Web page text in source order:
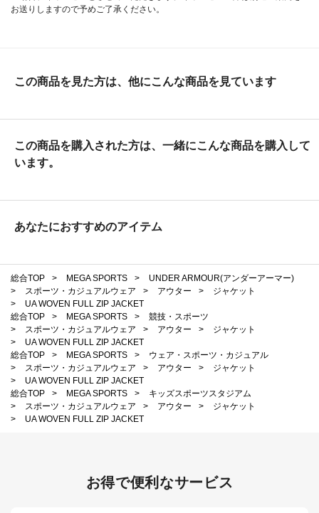
お送りしますので予めご了承ください。
この商品を見た方は、他にこんな商品を見ています
この商品を購入された方は、一緒にこんな商品を購入して
います。
あなたにおすすめのアイテム
総合TOP > MEGA SPORTS >
UNDER ARMOUR(アンダーアーマー)
>
スポーツ・カジュアルウェア > アウター >
ジャケット
>
UA WOVEN FULL ZIP JACKET
総合TOP
> MEGA SPORTS >
競技・スポーツ
>
スポーツ・カジュアルウェア > アウター >
ジャケット
>
UA WOVEN FULL ZIP JACKET
総合TOP
> MEGA SPORTS >
ウェア・スポーツ・カジュアル
>
スポーツ・カジュアルウェア > アウター >
ジャケット
>
UA WOVEN FULL ZIP JACKET
総合TOP
> MEGA SPORTS >
キッズスポーツスタジアム
>
スポーツ・カジュアルウェア > アウター >
ジャケット
>
UA WOVEN FULL ZIP JACKET
お得で便利なサービス